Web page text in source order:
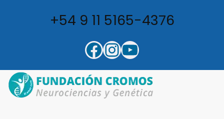
+54 9 11 5165-4376